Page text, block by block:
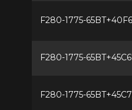
F280-1775-
F280-1775-
F280-1775-